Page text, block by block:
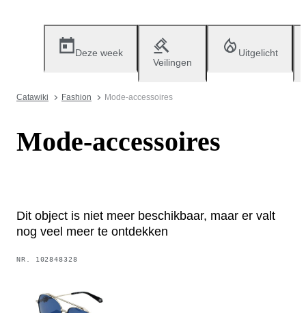
Deze week
Veilingen
Uitgelicht
Catawiki Fashion Mode-accessoires
Mode-accessoires
Dit object is niet meer beschikbaar, maar er valt
nog veel meer te ontdekken
NR. 102848328